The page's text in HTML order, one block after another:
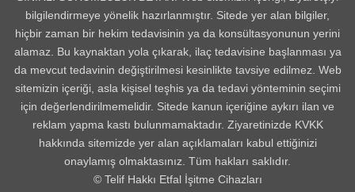
bilgilendirmeye yönelik hazırlanmıştır. Sitede yer alan bilgiler,
hiçbir zaman bir hekim tedavisinin ya da konsültasyonunun yerini
alamaz. Bu kaynaktan yola çıkarak, ilaç tedavisine başlanması ya
da mevcut tedavinin değiştirilmesi kesinlikte tavsiye edilmez. Web
sitemizin içeriği, asla kişisel teşhis ya da tedavi yönteminin seçimi
için değerlendirilmemelidir. Sitede kanun içeriğine aykırı ilan ve
reklam yapma kastı bulunmamaktadır. Ziyaretinizde KVKK
hakkında sitemizde yer alan açıklamaları kabul ettiğinizi
onaylamış olmaktasınız. Tüm hakları saklıdır.
© Telif Hakkı Etfal İşitme Cihazları